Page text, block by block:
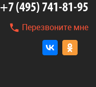
+7 (495) 741-81-95
Перезвоните мне